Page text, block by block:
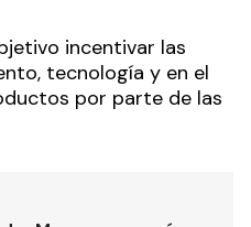
incentivar las
tecnología y en el
por parte de las